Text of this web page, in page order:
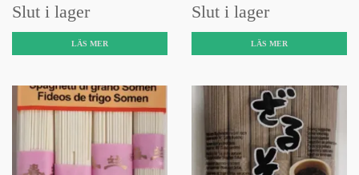
Slut i lager
LÄS MER
Slut i lager
LÄS MER